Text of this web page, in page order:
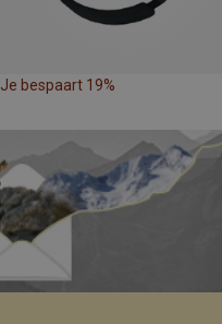
Je bespaart 19%